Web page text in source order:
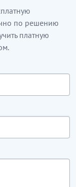
по решению
платную